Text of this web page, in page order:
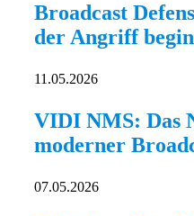
Broadcast
der Angriff
11.05.2026
VIDI NMS: Das
moderner
07.05.2026